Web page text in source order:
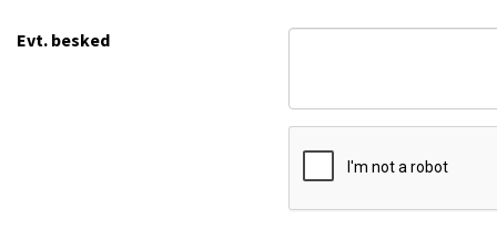
Evt. besked